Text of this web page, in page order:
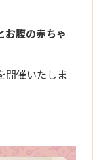
腹の赤ちゃ
開催いたしま